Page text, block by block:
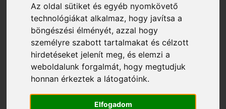
Az oldal sütiket és egyéb nyomkövető
technológiákat alkalmaz, hogy javítsa a
böngészési élményét, azzal hogy
személyre szabott tartalmakat és célzott
hirdetéseket jelenít meg, és elemzi a
weboldalunk forgalmát, hogy megtudjuk
honnan érkeztek a látogatóink.
Elfogadom
30 ÉV = 30.000 FT KEDVEZMÉNY
2026. május 3.